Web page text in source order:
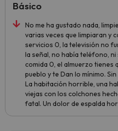
No me ha gustado nada,
varias veces que limpiaran y
servicios 0, la televisión no
la señal, no había teléfono,
comida 0, el almuerzo tienes
pueblo y te Dan lo mínimo.
La habitación horrible, una
viejas con los colchones
fatal. Un dolor de espalda
Básico